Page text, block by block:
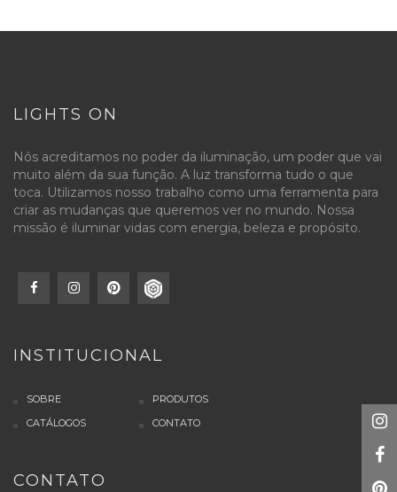
LIGHTS ON
Nós acreditamos no poder da iluminação, um poder que vai
muito além da sua função. A luz transforma tudo o que
toca. Utilizamos nosso trabalho como uma ferramenta para
criar as mudanças que queremos ver no mundo. Nossa
missão é iluminar vidas com energia, beleza e propósito.
INSTITUCIONAL
SOBRE
PRODUTOS
CATÁLOGOS
CONTATO
CONTATO